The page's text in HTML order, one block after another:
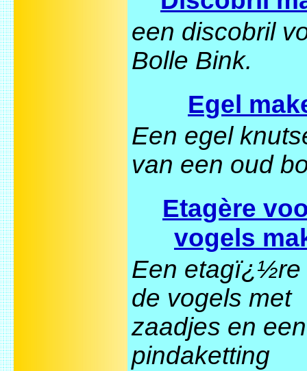
een discobril
Bolle Bink.
Egel
Een egel
van een oud
Etagère
vogels
Een etagï¿½re
de vogels met
zaadjes en een
pindaketting